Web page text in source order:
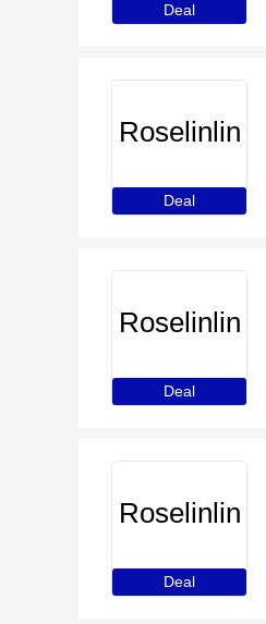
Deal
Roselinlin
Deal
Roselinlin
Deal
Roselinlin
Deal